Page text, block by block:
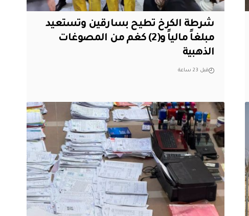
شرطة الكرخ تطيح بسارقين وتستعيد
مبلغاً مالياً و(2) كغم من المصوغات
الذهبية
قبل 23 ساعة